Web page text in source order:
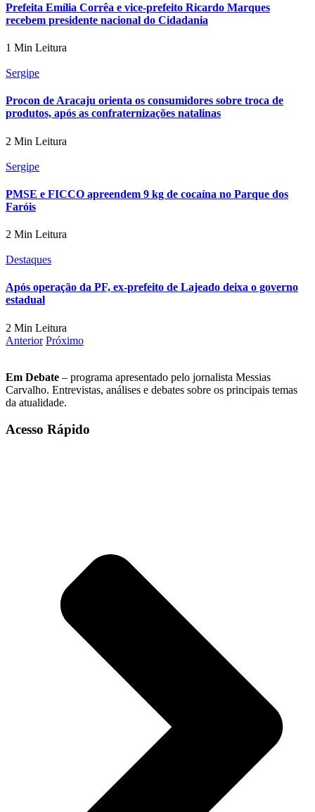
Prefeita Emília Corrêa e vice-prefeito Ricardo Marques
recebem presidente nacional do Cidadania
1 Min Leitura
Sergipe
Procon de Aracaju orienta os consumidores sobre troca de
produtos, após as confraternizações natalinas
2 Min Leitura
Sergipe
PMSE e FICCO apreendem 9 kg de cocaína no Parque dos
Faróis
2 Min Leitura
Destaques
Após operação da PF, ex-prefeito de Lajeado deixa o governo
estadual
2 Min Leitura
Anterior Próximo
Em Debate – programa apresentado pelo jornalista Messias
Carvalho. Entrevistas, análises e debates sobre os principais temas
da atualidade.
Acesso Rápido